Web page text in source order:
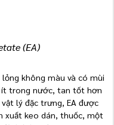
(EA)
lỏng không màu và có mùi
ít trong nước, tan tốt hơn
lý đặc trưng, EA được
xuất keo dán, thuốc, một